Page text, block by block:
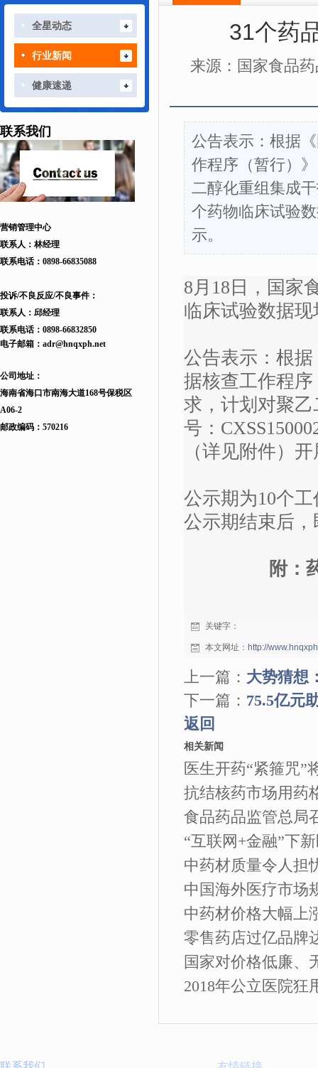
全星动态
行业新闻
健康速递
联系我们
营销管理中心
联系人：林经理
联系电话： 0898-66835088
投诉/不良反应/不良事件：
联系人：邱经理
联系电话： 0898-66832850
电子邮箱： adr@hnqxph.net
公司地址：
海南省海口市南海大道168号保税区
A06-2
邮政编码：570216
31个药
来源：国家食品
公告表示：根据
作程序（暂行）
二醇化重组集成
个药物临床试验
示。
8月18日，国家
临床试验数据
公告表示：根
据核查工作程
求，计划对聚
号：
（详见附件）
公示期为10个工
公示期结束后
附：
关键字：
本文网址： http://
上一篇： 大势猜想
下一篇： 75.5亿元
返回
相关新闻
医生开药“紧箍咒”
抗结核药市场用药
食品药品监管总局
“互联网+金融”下
中药材质量令人担
中国海外医疗市场
中药材价格大幅上
零售药店过亿品牌
国家对价格低廉、
2018年公立医院狂